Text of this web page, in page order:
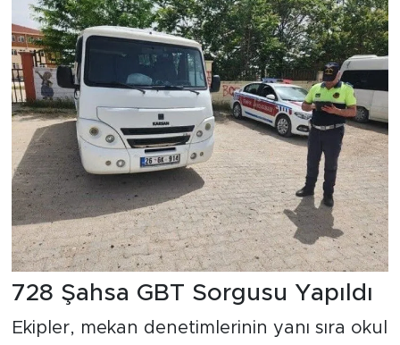
728 Şahsa GBT Sorgusu Yapıldı
Ekipler, mekan denetimlerinin yanı sıra okul